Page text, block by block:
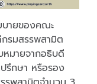
บายของคณะ
รมสรรพสามิต
มายจากอธิบดี
รึกษา หรือรอง